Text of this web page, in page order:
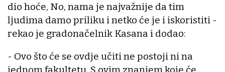
dio hoće, No, nama je najvažnije da tim
ljudima damo priliku i netko će je i iskoristiti -
rekao je gradonačelnik Kasana i dodao:
- Ovo što će se ovdje učiti ne postoji ni na